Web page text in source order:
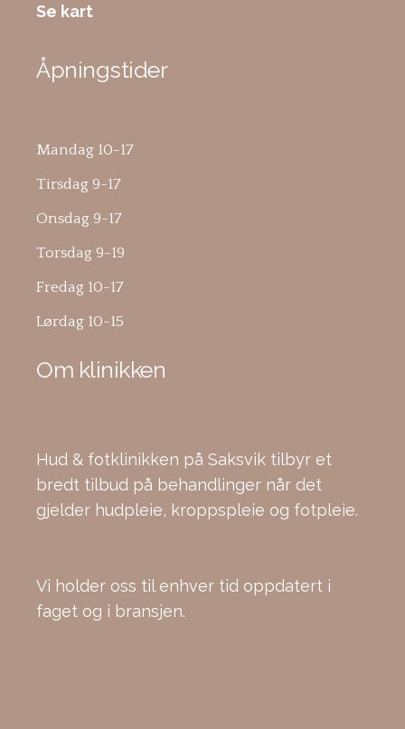
Se kart
Åpningstider
Mandag 10-17
Tirsdag 9-17
Onsdag 9-17
Torsdag 9-19
Fredag 10-17
Lørdag 10-15
Om klinikken
Hud & fotklinikken på Saksvik tilbyr et
bredt tilbud på behandlinger når det
gjelder hudpleie, kroppspleie og fotpleie.
Vi holder oss til enhver tid oppdatert i
faget og i bransjen.